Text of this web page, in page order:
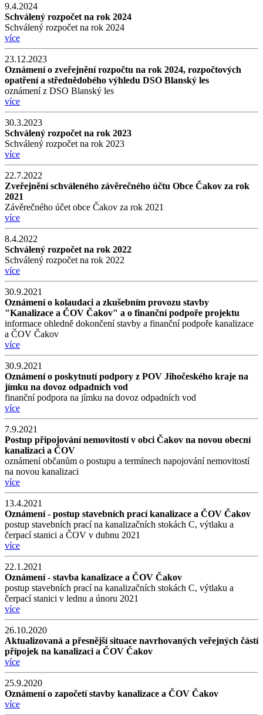
9.4.2024
Schválený rozpočet na rok 2024
Schválený rozpočet na rok 2024
více
23.12.2023
Oznámení o zveřejnění rozpočtu na rok 2024, rozpočtových
opatření a střednědobého výhledu DSO Blanský les
oznámení z DSO Blanský les
více
30.3.2023
Schválený rozpočet na rok 2023
Schválený rozpočet na rok 2023
více
22.7.2022
Zveřejnění schváleného závěrečného účtu Obce Čakov za rok
2021
Závěrečného účet obce Čakov za rok 2021
více
8.4.2022
Schválený rozpočet na rok 2022
Schválený rozpočet na rok 2022
více
30.9.2021
Oznámení o kolaudaci a zkušebním provozu stavby
"Kanalizace a ČOV Čakov" a o finanční podpoře projektu
informace ohledně dokončení stavby a finanční podpoře kanalizace
a ČOV Čakov
více
30.9.2021
Oznámení o poskytnutí podpory z POV Jihočeského kraje na
jímku na dovoz odpadních vod
finanční podpora na jímku na dovoz odpadních vod
více
7.9.2021
Postup připojování nemovitostí v obci Čakov na novou obecní
kanalizaci a ČOV
oznámení občanům o postupu a termínech napojování nemovitostí
na novou kanalizaci
více
13.4.2021
Oznámení - postup stavebních prací kanalizace a ČOV Čakov
postup stavebních prací na kanalizačních stokách C, výtlaku a
čerpací stanici a ČOV v dubnu 2021
více
22.1.2021
Oznámení - stavba kanalizace a ČOV Čakov
postup stavebních prací na kanalizačních stokách C, výtlaku a
čerpací stanici v lednu a únoru 2021
více
26.10.2020
Aktualizovaná a přesnější situace navrhovaných veřejných částí
přípojek na kanalizaci a ČOV Čakov
více
25.9.2020
Oznámení o započetí stavby kanalizace a ČOV Čakov
více